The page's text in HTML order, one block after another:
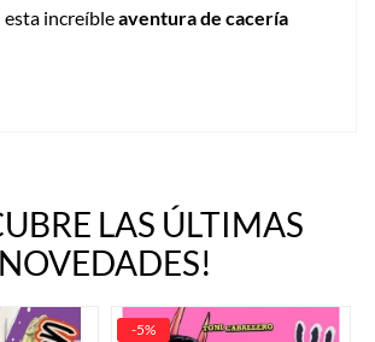
esta increíbleaventura de cacería
LAS ÚLTIMAS
NOVEDADES!
-5%